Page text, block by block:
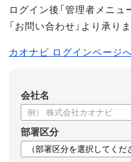
ログイン後「管理者メニュ
「お問い合わせ」より承りま
カオナビ ログインページ
会社名
部署区分